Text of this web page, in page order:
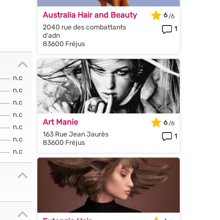
n.c
n.c
n.c
n.c
n.c
n.c
n.c
Australia Hair and Beauty
2040 rue des combattants
d'adn
83600 Fréjus
6
1
Art Manie
163 Rue Jean Jaurès
83600 Fréjus
6
1